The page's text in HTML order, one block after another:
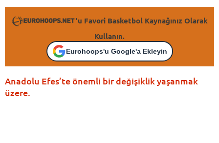
'u Favori Basketbol Kaynağınız Olarak
Kullanın.
Eurohoops'u Google'a Ekleyin
Anadolu Efes’te önemli bir değişiklik yaşanmak
üzere.